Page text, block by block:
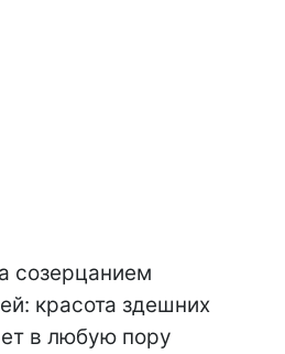
созерцанием
красота здешних
в любую пору